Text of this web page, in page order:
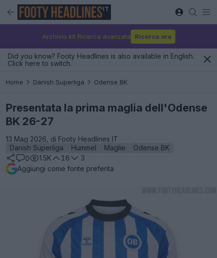
IT
Archivio kit Ricerca avanzata Ricerca ora
Did you know? Footy Headlines is also available in English.
Click here to switch.
Home Danish Superliga Odense BK
Presentata la prima maglia dell'Odense
BK 26-27
13 Mag 2026, di Footy Headlines IT
Danish Superliga
Hummel Maglie
Odense BK
0
1.5K 16
3
Aggiungi come fonte preferita